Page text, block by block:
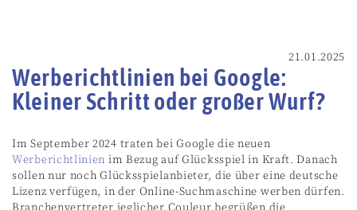
21.01.2025
Werberichtlinien bei Google:
Kleiner Schritt oder großer Wurf?
Im September 2024 traten bei Google die neuen
Werberichtlinien im Bezug auf Glücksspiel in Kraft. Danach
sollen nur noch Glücksspielanbieter, die über eine deutsche
Lizenz verfügen, in der Online-Suchmaschine werben dürfen.